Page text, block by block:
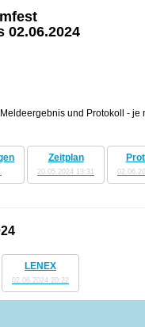
02.06.2024
und Protokoll - je
Zeitplan
20.05.2024 13:31
LENEX
02.06.2024 20:22